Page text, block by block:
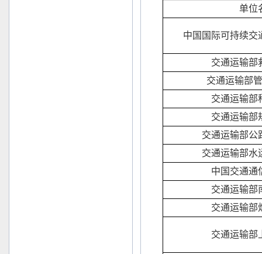
单位
中国国际可持续交
交通运输部
交通运输部
交通运输部
交通运输部
交通运输部公
交通运输部水
中国交通通
交通运输部
交通运输部
交通运输部